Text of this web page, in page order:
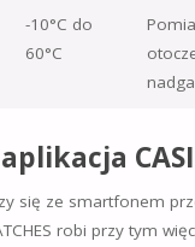
-10°C do
60°C
się ze smartfonem
robi przy tym